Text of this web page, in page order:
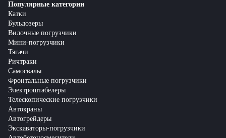
Популярные категории
Катки
Бульдозеры
Вилочные погрузчики
Мини-погрузчики
Тягачи
Ричтраки
Самосвалы
Фронтальные погрузчики
Электроштабелеры
Телескопические погрузчики
Автокраны
Автогрейдеры
Экскаваторы-погрузчики